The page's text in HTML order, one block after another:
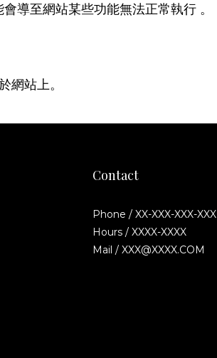
導至網站某些功能無法正常執行 。
網站上。
Contact
Phone / XX-XXX-XXX-XXX
Hours / XXXX-XXXX
Mail / XXX@XXXX.COM